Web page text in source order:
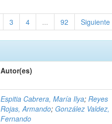
3 4 ... 92 Siguiente
Autor(es)
Espitia Cabrera, María Ilya;Reyes
Rojas, Armando; González Valdez,
Fernando